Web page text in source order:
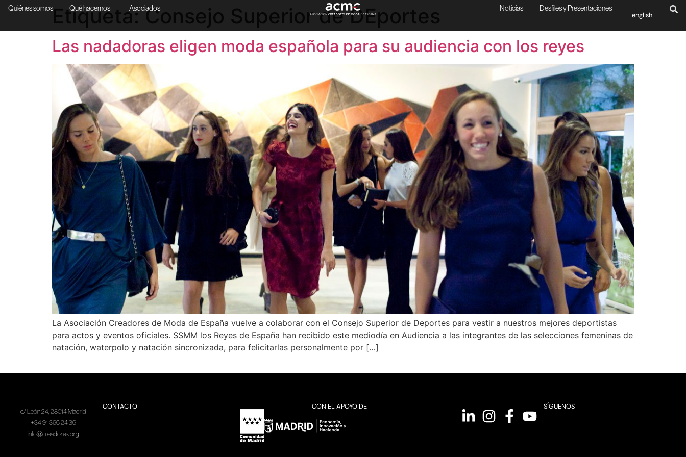
Quiénes somos Qué hacemos Asociados Noticias Desfiles y Presentaciones
english
Etiqueta:Consejo Superior de DEportes
Las nadadoras eligen moda española para su audiencia con los reyes
La Asociación Creadores de Moda de España vuelve a colaborar con el Consejo Superior de Deportes para vestir a nuestros mejores deportistas
para actos y eventos oficiales. SSMM los Reyes de España han recibido este mediodía en Audiencia a las integrantes de las selecciones femeninas de
natación, waterpolo y natación sincronizada, para felicitarlas personalmente por […]
CONTACTO
c/ León 24, 28014 Madrid
+34 91 366 24 36
info@creadores.org
CON EL APOYO DE SÍGUENOS